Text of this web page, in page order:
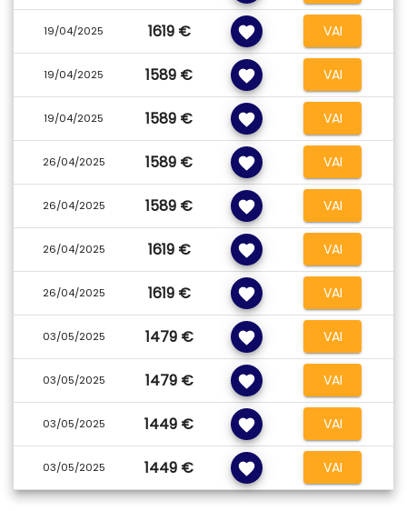
19/04/2025 1619 € favorite VAI
19/04/2025 1589 € favorite VAI
19/04/2025 1589 € favorite VAI
26/04/2025 1589 € favorite VAI
26/04/2025 1589 € favorite VAI
26/04/2025 1619 € favorite VAI
26/04/2025 1619 € favorite VAI
03/05/2025 1479 € favorite VAI
03/05/2025 1479 € favorite VAI
03/05/2025 1449 € favorite VAI
03/05/2025 1449 € favorite VAI